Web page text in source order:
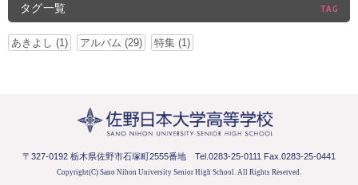
タグ一覧 TAG
あきよし (1) アルバム (29) 特集 (1)
〒327-0192 栃木県佐野市石塚町2555番地 Tel.0283-25-0111 Fax.0283-25-0441
Copyright(C) Sano Nihon University Senior High School. All Rights Reserved.